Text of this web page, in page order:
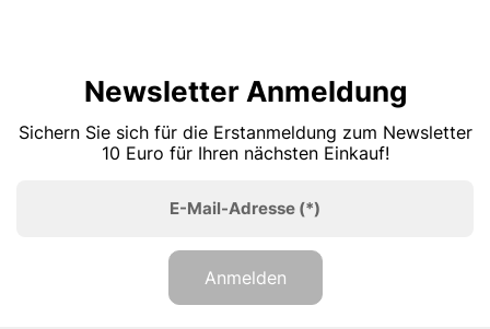
Newsletter Anmeldung
Sichern Sie sich für die Erstanmeldung zum Newsletter
10 Euro für Ihren nächsten Einkauf!
E-Mail-Adresse (*)
Anmelden